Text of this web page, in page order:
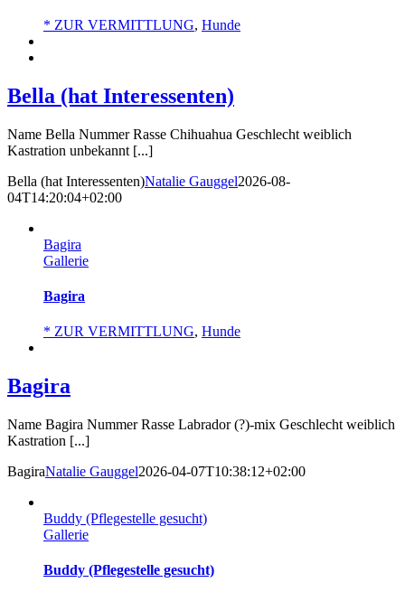
* ZUR VERMITTLUNG, Hunde
Bella (hat Interessenten)
Name Bella Nummer Rasse Chihuahua Geschlecht weiblich
Kastration unbekannt [...]
Bella (hat Interessenten)Natalie Gauggel2026-08-
04T14:20:04+02:00
Bagira
Gallerie
Bagira
* ZUR VERMITTLUNG, Hunde
Bagira
Name Bagira Nummer Rasse Labrador (?)-mix Geschlecht weiblich
Kastration [...]
BagiraNatalie Gauggel2026-04-07T10:38:12+02:00
Buddy (Pflegestelle gesucht)
Gallerie
Buddy (Pflegestelle gesucht)